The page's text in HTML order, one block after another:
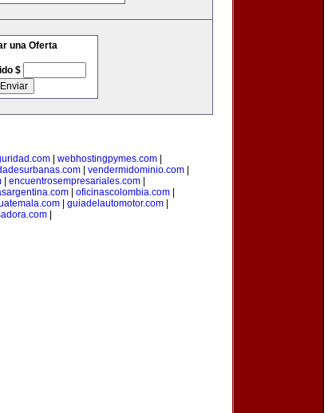
una Oferta
$
| webhostingpymes.com|
vendermidominio.com
| encuentrosempresariales.com|
oficinascolombia.com
guiadelautomotor.com
|